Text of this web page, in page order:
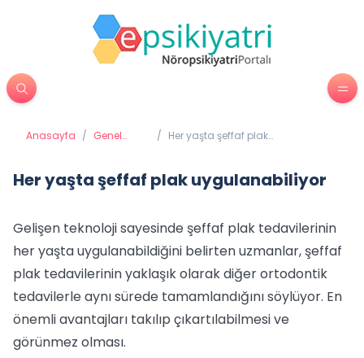
Anasayfa / Genel
/ Her yaşta şeffaf plak
Her yaşta şeffaf plak uygulanabiliyor
Gelişen teknoloji sayesinde şeffaf plak tedavilerinin
her yaşta uygulanabildiğini belirten uzmanlar, şeffaf
plak tedavilerinin yaklaşık olarak diğer ortodontik
tedavilerle aynı sürede tamamlandığını söylüyor. En
önemli avantajları takılıp çıkartılabilmesi ve
görünmez olması.